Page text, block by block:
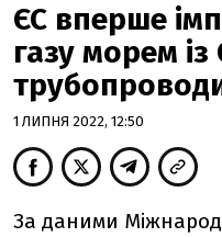
ЄС вперше
газу морем
трубопроводи
1 ЛИПНЯ 2022, 12:50
За даними